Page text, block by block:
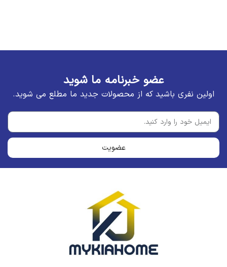
عضو خبرنامه ما شوید
اولین نفری باشید که از محصولات جدید ما مطلع می شوید.
عضویت